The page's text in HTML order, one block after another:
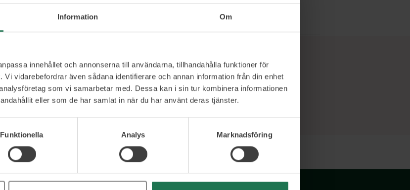
Information Om
innehållet och annonserna till användarna, tillhandahålla funktioner för
vidarebefordrar även sådana identifierare och annan information från din enhet
som vi samarbetar med. Dessa kan i sin tur kombinera informationen
eller som de har samlat in när du har använt deras tjänster.
Funktionella Analys Marknadsföring
Läs mer och boka
Ett urval av våra kunder